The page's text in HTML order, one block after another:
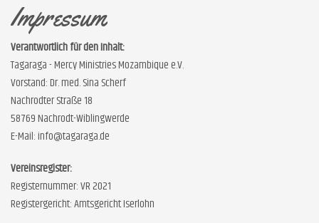
Impressum
Verantwortlich für den Inhalt:
Tagaraga - Mercy Ministries Mozambique e.V.
Vorstand: Dr. med. Sina Scherf
Nachrodter Straße 18
58769 Nachrodt-Wiblingwerde
E-Mail: info@tagaraga.de
Vereinsregister:
Registernummer: VR 2021
Registergericht: Amtsgericht Iserlohn